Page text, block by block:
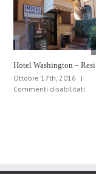
Hotel Washington – Resi
Ottobre 17th, 2016
|
Commenti disabilitati